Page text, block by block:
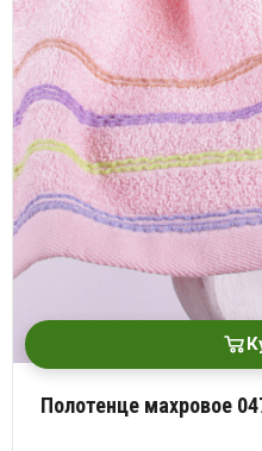
Полотенце махровое